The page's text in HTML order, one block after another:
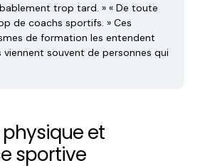
trop tard. » « De toute
de coachs sportifs. » Ces
de formation les entendent
viennent souvent de personnes qui
et
sportive